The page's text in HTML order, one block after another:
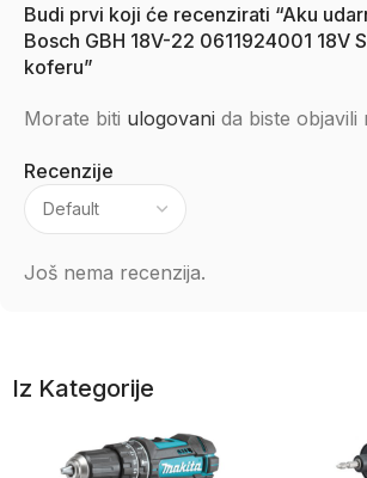
Recenzije
Još nema recenzija.
Budi prvi koji će recenzirati “Aku
Bosch GBH 18V-22 0611924001 18V
koferu”
Morate biti ulogovani da biste objavili
Iz Kategorije